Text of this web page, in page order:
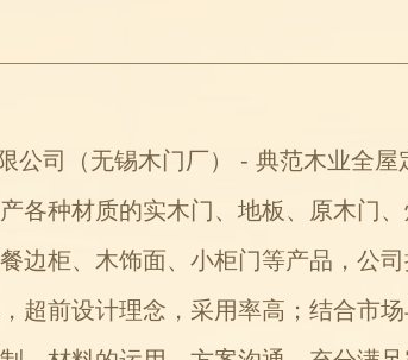
司（无锡木门厂） - 典范木业全屋
各种材质的实木门、地板、原木门
边柜、木饰面、小柜门等产品，公
超前设计理念，采用率高；结合市